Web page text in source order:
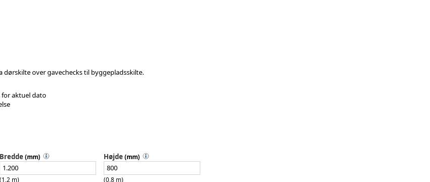
dørskilte over gavechecks til byggepladsskilte.
for aktuel dato
Bredde (mm)
(1,2 m)
Højde (mm)
(0,8 m)